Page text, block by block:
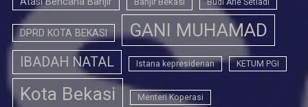
Budi Arie Setiadi
DPRD KOTA BEKASI GANI MUHAMAD
IBADAH NATAL Istana kepresidenan KETUM PGI
Kota Bekasi Menteri Koperasi